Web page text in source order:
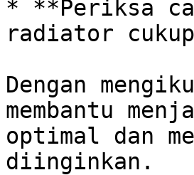
* **Periksa
radiator
Dengan
membantu
optimal dan
diinginkan.